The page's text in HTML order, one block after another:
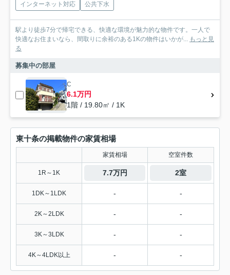
インターネット対応 公共下水
駅より徒歩7分で帰宅できる、快適な環境が魅力的な物件です。一人で
快適なお住まいなら、間取りに余裕のある1Kの物件はいかが... もっと見
る
募集中の部屋
C
6.1万円
1階 / 19.80㎡ / 1K
東十条の掲載物件の家賃相場
家賃相場 空室件数
1R～1K 7.7万円 2室
1DK～1LDK - -
2K～2LDK - -
3K～3LDK - -
4K～4LDK以上 - -